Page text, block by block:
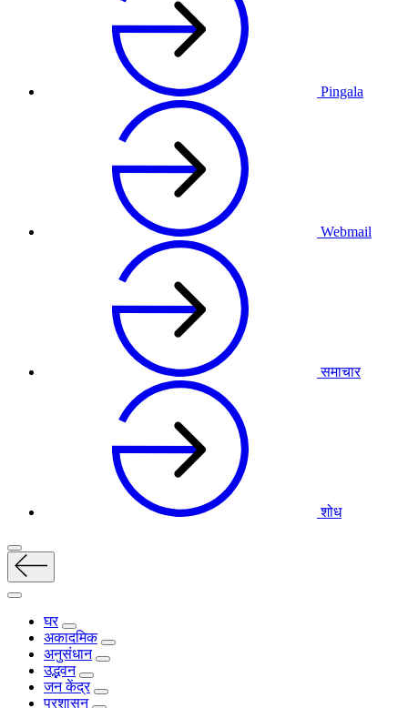
Pingala
Webmail
समाचार
शोध
घर
अकादमिक
अनुसंधान
उद्भवन
जन केंद्र
प्रशासन